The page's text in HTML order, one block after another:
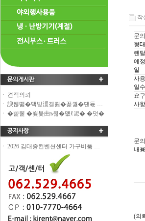
ㆍ 견적의뢰
ㆍ 諛붾떎�댁빞湲곌쾶�꾩궗�댄듃 …
ㆍ �뺥뭹 �쒖븣由ъ뒪�먮ℓ泥� �덧�
ㆍ 2026 김대중컨벤션센터 가구비품 …